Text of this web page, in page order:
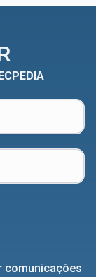
comunicações